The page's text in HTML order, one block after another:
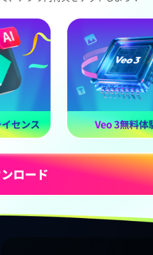
タイトルテ
ーション
シネマ風、アニメ風
Filmoraのタイトル機
多彩なプリセットス
ーションで、映像に
ます。